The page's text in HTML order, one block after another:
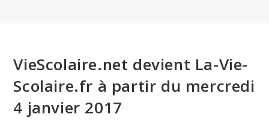
VieScolaire.net devient La-Vie-
Scolaire.fr à partir du mercredi
4 janvier 2017